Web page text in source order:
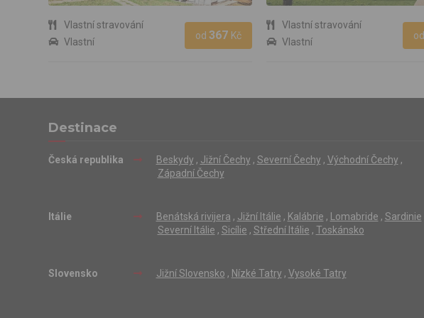
Vlastní stravování
Vlastní
od 367 Kč
Vlastní stravování
Vlastní
od
Destinace
Česká republika Beskydy , Jižní Čechy , Severní Čechy , Východní Čechy ,
Západní Čechy
Itálie
Benátská rivijera , Jižní Itálie , Kalábrie , Lomabride , Sardinie
Severní Itálie , Sicílie , Střední Itálie , Toskánsko
Slovensko
Jižní Slovensko , Nízké Tatry , Vysoké Tatry